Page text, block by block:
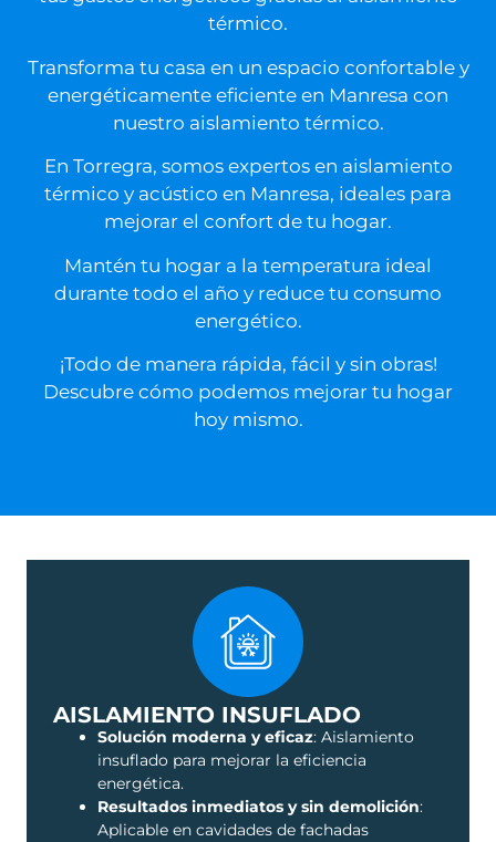
térmico.
Transforma tu casa en un espacio confortable y
energéticamente eficiente en Manresa con
nuestro aislamiento térmico.
En Torregra, somos expertos en aislamiento
térmico y acústico en Manresa, ideales para
mejorar el confort de tu hogar.
Mantén tu hogar a la temperatura ideal
durante todo el año y reduce tu consumo
energético.
¡Todo de manera rápida, fácil y sin obras!
Descubre cómo podemos mejorar tu hogar
hoy mismo.
AISLAMIENTO INSUFLADO
Solución moderna y eficaz: Aislamiento
insuflado para mejorar la eficiencia
energética.
Resultados inmediatos y sin demolición:
Aplicable en cavidades de fachadas